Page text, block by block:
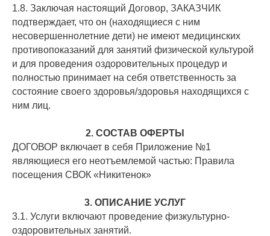
1.8. Заключая настоящий Договор, ЗАКАЗЧИК
подтверждает, что он (находящиеся с ним
несовершеннолетние дети) не имеют медицинских
противопоказаний для занятий физической культурой
и для проведения оздоровительных процедур и
полностью принимает на себя ответственность за
состояние своего здоровья/здоровья находящихся с
ним лиц.
2. СОСТАВ ОФЕРТЫ
ДОГОВОР включает в себя Приложение №1
являющиеся его неотъемлемой частью: Правила
посещения СВОК «Никитенок»
3. ОПИСАНИЕ УСЛУГ
3.1. Услуги включают проведение физкультурно-
оздоровительных занятий.